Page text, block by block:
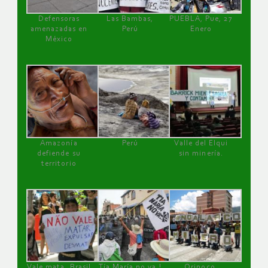
Defensoras
amenazadas en
México
Las Bambas,
Perú
PUEBLA, Pue, 27
Enero
Amazonía
defiende su
territorio
Perú
Valle del Elqui
sin minería.